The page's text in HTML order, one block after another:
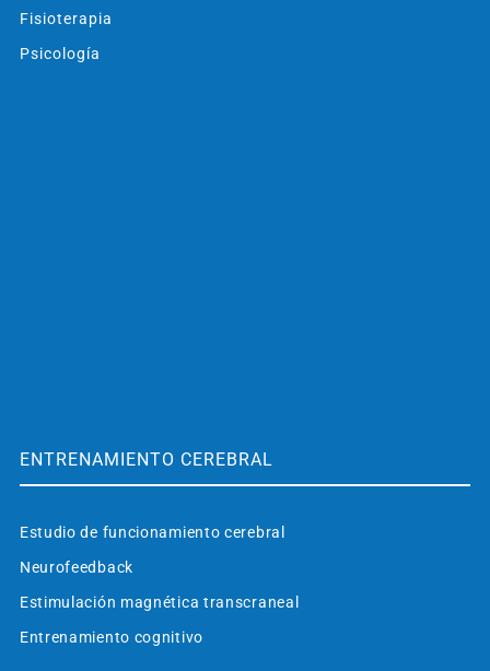
Fisioterapia
Psicología
ENTRENAMIENTO CEREBRAL
Estudio de funcionamiento cerebral
Neurofeedback
Estimulación magnética transcraneal
Entrenamiento cognitivo